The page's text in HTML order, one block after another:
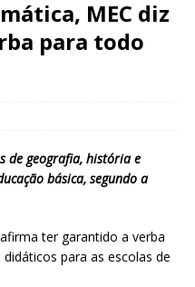
MEC diz
para todo
de geografia, história e
básica, segundo a
ter garantido a verba
para as escolas de